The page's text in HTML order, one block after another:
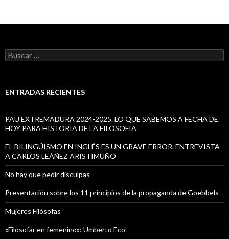
B
u
a
ENTRADAS RECIENTES
PAU EXTREMADURA 2024-2025. LO QUE SABEMOS A FECHA DE
HOY PARA HISTORIA DE LA FILOSOFÍA
EL BILINGÜISMO EN INGLÉS ES UN GRAVE ERROR. ENTREVISTA
A CARLOS LEÁÑEZ ARISTIMUÑO
No hay que pedir disculpas
Presentación sobre los 11 principios de la propaganda de Goebbels
Mujeres Filósofas
«Filosofar en femenino»: Umberto Eco